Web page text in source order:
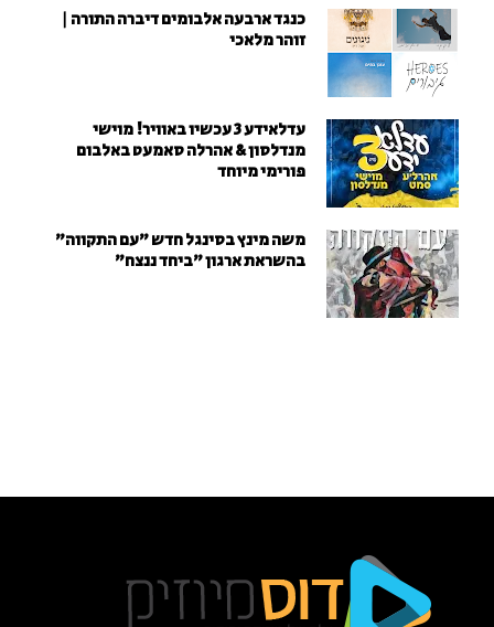
כנגד ארבעה אלבומים דיברה התורה |
זוהר מלאכי
עדלאידע 3 עכשיו באוויר! מוישי
מנדלסון & אהרלה סאמעט באלבום
פורימי מיוחד
משה מינץ בסינגל חדש ״עם התקווה״
בהשראת ארגון "ביחד ננצח"